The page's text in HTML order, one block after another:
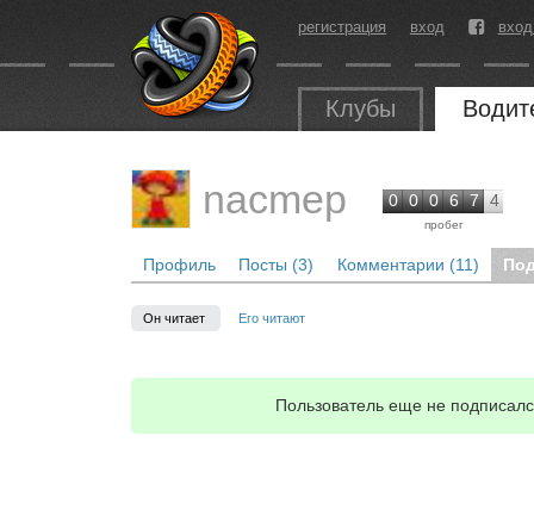
регистрация вход
Клубы
nacmep 0 0 0 6 7 4
пробег
Профиль Посты (3) Комментарии (11)
Он читает Его читают
Пользователь еще не